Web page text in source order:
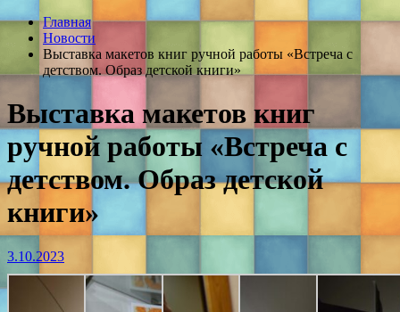
Главная
Новости
Выставка макетов книг ручной работы «Встреча с
детством. Образ детской книги»
Выставка макетов книг
ручной работы «Встреча с
детством. Образ детской
книги»
3.10.2023